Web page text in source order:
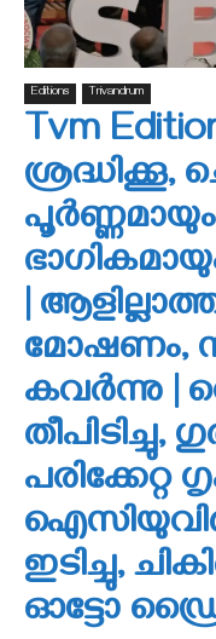
Editions Trivandrum
Tvm
ശ്രദ്ധിക്കൂ,
|
മോഷണം,
കവര്‍ന്നു |
തീപിടിച്ചു,
ഐസിയുവില്‍
ഇടിച്ചു,
ഓട്ടോ